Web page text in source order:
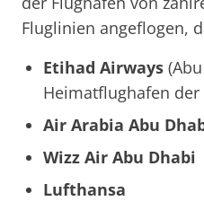
Fluglinien angeflogen,
Etihad Airways
Heimatflughafen der
Air Arabia Abu
Wizz Air Abu Dhabi
Lufthansa